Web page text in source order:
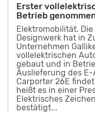
Erster
Betrieb
Elektromobilität.
Designwerk hat in
Unternehmen
vollelektrischen
gebaut und in
Auslieferung des
Carporter 26E
heißt es in einer
Elektrisches
bestätigt...